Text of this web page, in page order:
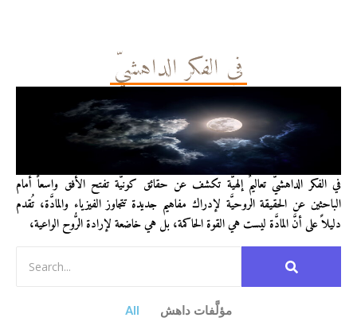
في الفكر الداهشيّ
في الفكر الداهشيّ تعاليمٌ إلهيَّة تكشف عن حقائق كونيَّة تفتح الأفق واسعاً أمام
الباحثين عن الحقيقة الروحيَّة لإدراك مفاهيم جديدة تتجاوز الفيزياء والمادَّة، تُقدم
دليلاً على أنَّ المادَّة ليست هي القوة الحاكمة، بل هي خاضعة لإرادة الرُّوح الواعية،
All مؤلَّفات داهش